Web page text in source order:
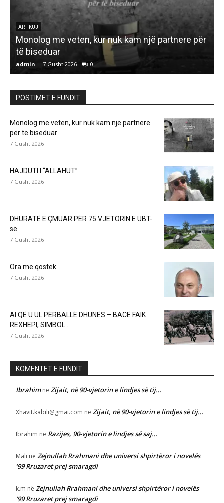
ARTIKUJ
HAJDUTI I “ALLAHUT”
admin - 7 Gusht 2026 0
POSTIMET E FUNDIT
Monolog me veten, kur nuk kam një partnere
për të biseduar
7 Gusht 2026
HAJDUTI I “ALLAHUT”
7 Gusht 2026
DHURATË E ÇMUAR PËR 75 VJETORIN E UBT-
së
7 Gusht 2026
Ora me qostek
7 Gusht 2026
AI QË U UL PËRBALLË DHUNËS – BACË FAIK
REXHEPI, SIMBOL...
7 Gusht 2026
KOMENTET E FUNDIT
Ibrahimnë Zijait, në 90-vjetorin e lindjes së tij…
Xhavit.kabili@gmai.com në Zijait, në 90-vjetorin e lindjes së tij…
Ibrahim në Razijes, 90-vjetorin e lindjes së saj…
Mali në Zejnullah Rrahmani dhe universi shpirtëror i novelës
‘99 Rruzaret prej smaragdi
k.m në Zejnullah Rrahmani dhe universi shpirtëror i novelës
‘99 Rruzaret prej smaragdi